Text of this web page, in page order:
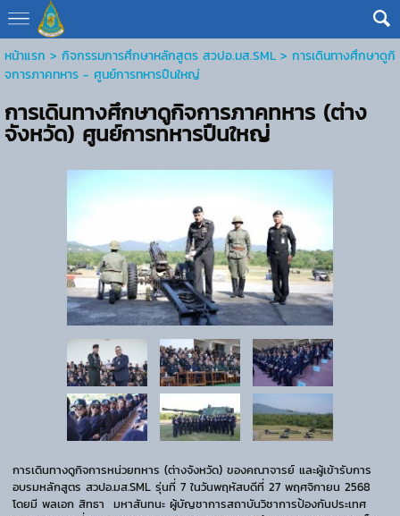
หน้าแรก > กิจกรรมการศึกษาหลักสูตร สวปอ.มส.SML > การเดินทางศึกษาดูกิ
จการภาคทหาร - ศูนย์การทหารปืนใหญ่
การเดินทางศึกษาดูกิจการภาคทหาร (ต่าง
จังหวัด) ศูนย์การทหารปืนใหญ่
การเดินทางดูกิจการหน่วยทหาร (ต่างจังหวัด) ของคณาจารย์ และผู้เข้ารับการ
อบรมหลักสูตร สวปอ.มส.SML รุ่นที่ 7 ในวันพฤหัสบดีที่ 27 พฤศจิกายน 2568
โดยมี พลเอก สิทธา มหาสันทนะ ผู้บัญชาการสถาบันวิชาการป้องกันประเทศ